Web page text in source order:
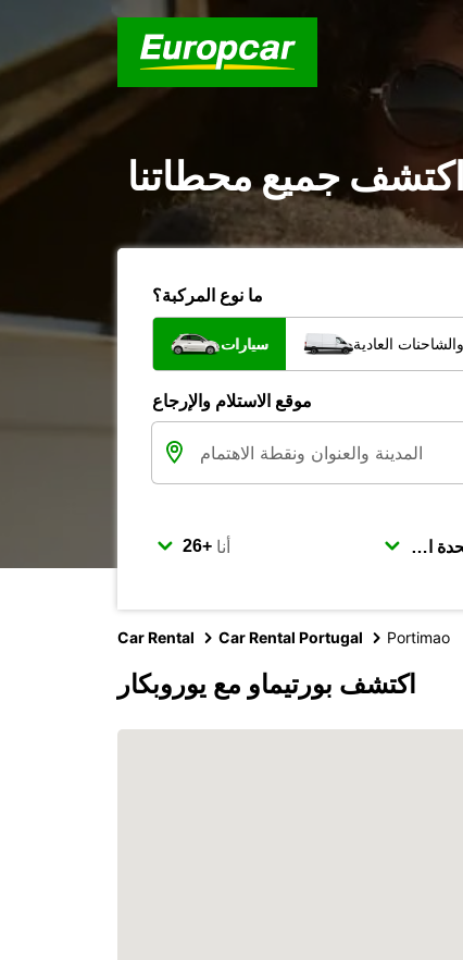
اكتشف جميع محطاتنا
ما نوع المركبة؟
سيارات العادية
موقع الاستلام والإرجاع
أنا
Car Rental Car Rental Portugal Portimao
اكتشف بورتيماو مع يوروبكار